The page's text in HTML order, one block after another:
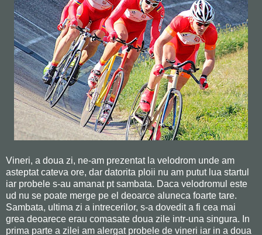
Vineri, a doua zi, ne-am prezentat la velodrom unde am
asteptat cateva ore, dar datorita ploii nu am putut lua startul
iar probele s-au amanat pt sambata. Daca velodromul este
ud nu se poate merge pe el deoarce aluneca foarte tare.
Sambata, ultima zi a intrecerilor, s-a dovedit a fi cea mai
grea deoarece erau comasate doua zile intr-una singura. In
prima parte a zilei am alergat probele de vineri iar in a doua